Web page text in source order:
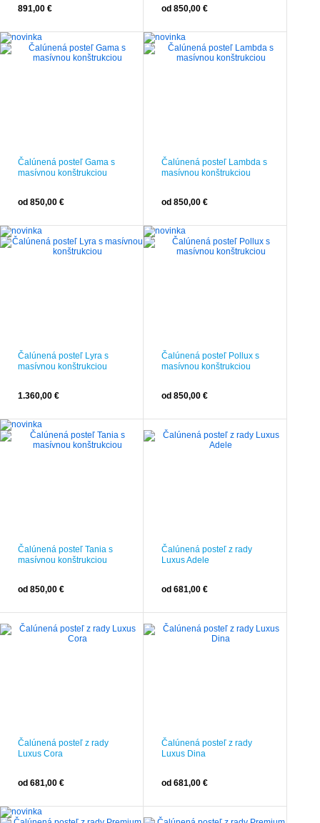
891,00 € od 850,00 €
Čalúnená posteľ Gama s
masívnou konštrukciou
od 850,00 €
Čalúnená posteľ Lambda s
masívnou konštrukciou
od 850,00 €
Čalúnená posteľ Lyra s
masívnou konštrukciou
1.360,00 €
Čalúnená posteľ Pollux s
masívnou konštrukciou
od 850,00 €
Čalúnená posteľ Tania s
masívnou konštrukciou
od 850,00 €
Čalúnená posteľ z rady
Luxus Adele
od 681,00 €
Čalúnená posteľ z rady
Luxus Cora
od 681,00 €
Čalúnená posteľ z rady
Luxus Dina
od 681,00 €